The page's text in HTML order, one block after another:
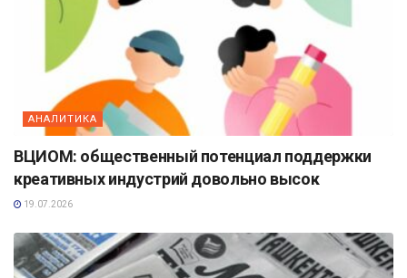
АНАЛИТИКА
ВЦИОМ: общественный потенциал поддержки
креативных индустрий довольно высок
19.07.2026